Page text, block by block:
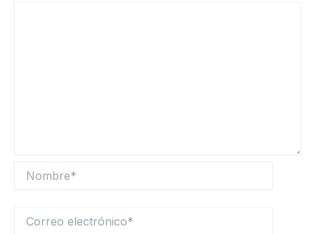
electrónico*